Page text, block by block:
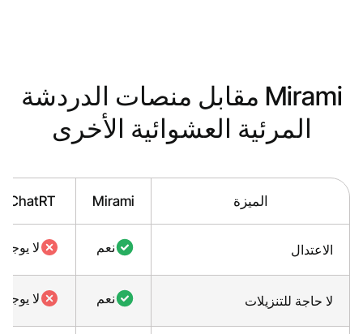
Mirami مقابل منصات الدردشة
المرئية العشوائية الأخرى
الميزة Mirami
ChatRT
الاعتدال نعم لا يوجد
لا حاجة للتنزيلات نعم لا يوجد